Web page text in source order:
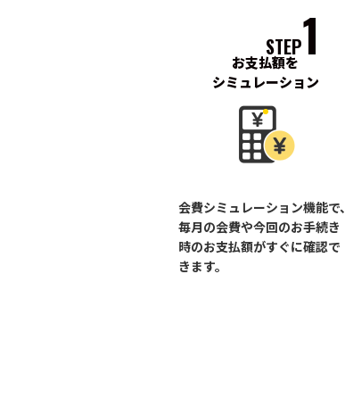
STEP1
お支払額を
シミュレーション
会費シミュレーション機能で、
毎月の会費や今回のお手続き
時のお支払額がすぐに確認で
きます。